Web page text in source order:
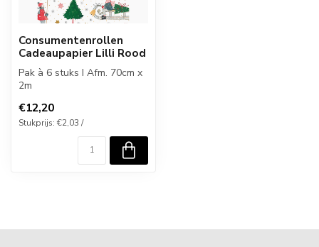
Consumentenrollen
Cadeaupapier Lilli Rood
Pak à 6 stuks I Afm. 70cm x
2m
€12,20
Stukprijs: €2,03 /